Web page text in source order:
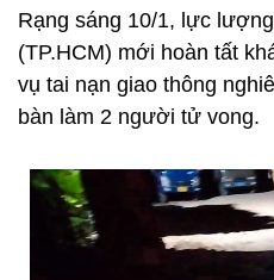
Rạng sáng 10/1, lực
(TP.HCM) mới hoàn tất
vụ tai nạn giao thông
bàn làm 2 người tử vong.